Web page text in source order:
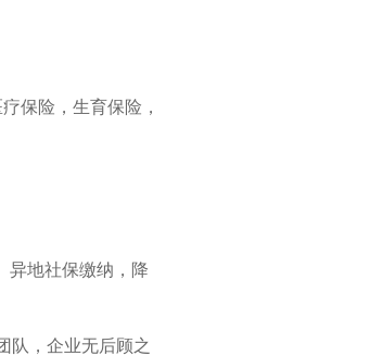
保险，生育保险，
异地社保缴纳，降
队，企业无后顾之